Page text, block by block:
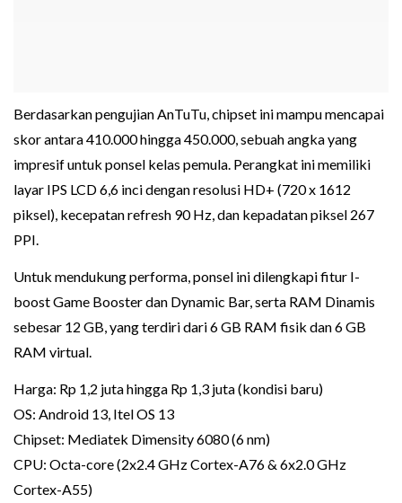
Berdasarkan pengujian AnTuTu, chipset ini mampu mencapai
skor antara 410.000 hingga 450.000, sebuah angka yang
impresif untuk ponsel kelas pemula. Perangkat ini memiliki
layar IPS LCD 6,6 inci dengan resolusi HD+ (720 x 1612
piksel), kecepatan refresh 90 Hz, dan kepadatan piksel 267
PPI.
Untuk mendukung performa, ponsel ini dilengkapi fitur I-
boost Game Booster dan Dynamic Bar, serta RAM Dinamis
sebesar 12 GB, yang terdiri dari 6 GB RAM fisik dan 6 GB
RAM virtual.
Harga: Rp 1,2 juta hingga Rp 1,3 juta (kondisi baru)
OS: Android 13, Itel OS 13
Chipset: Mediatek Dimensity 6080 (6 nm)
CPU: Octa-core (2x2.4 GHz Cortex-A76 & 6x2.0 GHz
Cortex-A55)